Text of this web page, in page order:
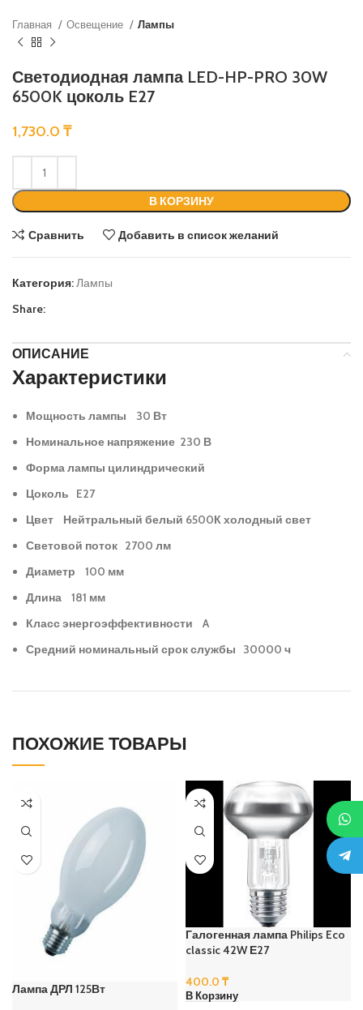
Главная Освещение Лампы
Светодиодная лампа LED-HP-PRO 30W
6500K цоколь E27
1,730.0 ₸
В КОРЗИНУ
Сравнить Добавить в список желаний
Категория:Лампы
Share:
ОПИСАНИЕ
Характеристики
Мощность лампы 30 Вт
Номинальное напряжение 230 В
Форма лампы цилиндрический
Цоколь E27
Цвет Нейтральный белый 6500К холодный свет
Световой поток 2700 лм
Диаметр 100 мм
Длина 181 мм
Класс энергоэффективности A
Средний номинальный срок службы 30000 ч
ПОХОЖИЕ ТОВАРЫ
Лампа ДРЛ 125Вт
Галогенная лампа Philips Eco
classic 42W Е27
400.0 ₸
В Корзину